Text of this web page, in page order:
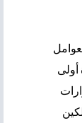
أولى